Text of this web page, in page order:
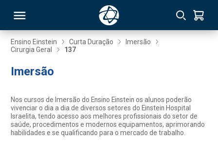
Ensino Einstein Curta Duração
Imersão
Cirurgia Geral
137
Imersão
Nos cursos de Imersão do Ensino Einstein os alunos poderão
vivenciar o dia a dia de diversos setores do Einstein Hospital
Israelita, tendo acesso aos melhores profissionais do setor de
saúde, procedimentos e modernos equipamentos, aprimorando
habilidades e se qualificando para o mercado de trabalho.